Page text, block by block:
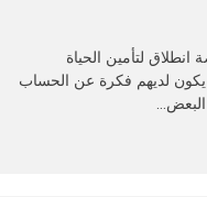
لتأمين الحياة
يكون لديهم فكرة عن الحساب